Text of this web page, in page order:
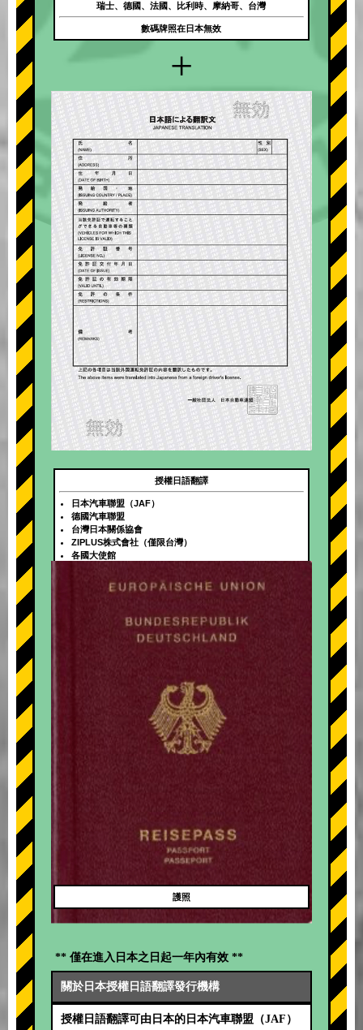
+
+
瑞士、德國、法國、比利時、摩納哥、台灣
數碼牌照在日本無效
授權日語翻譯
日本汽車聯盟（JAF）
德國汽車聯盟
台灣日本關係協會
ZIPLUS株式會社（僅限台灣）
各國大使館
護照
** 僅在進入日本之日起一年內有效 **
關於日本授權日語翻譯發行機構
授權日語翻譯可由日本的日本汽車聯盟（JAF）